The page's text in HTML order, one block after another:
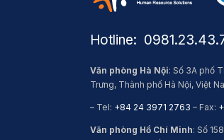
Hotline:
Văn phòng Hà Nội: Số 3A phố
Trưng, Thành phố Hà Nội, Việt
– Tel: +84 24 3971 2763 – Fax:
Văn phòng Hồ Chí Minh: Số